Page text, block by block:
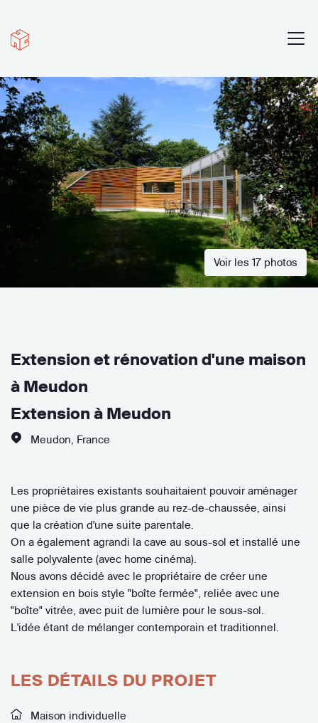
Voir les 17 photos
Extension et rénovation d'une maison
à Meudon
Extension à Meudon
Meudon France
Les propriétaires existants souhaitaient pouvoir aménager
une pièce de vie plus grande au rez-de-chaussée, ainsi
que la création d'une suite parentale.
On a également agrandi la cave au sous-sol et installé une
salle polyvalente (avec home cinéma).
Nous avons décidé avec le propriétaire de créer une
extension en bois style "boîte fermée", reliée avec une
"boîte" vitrée, avec puit de lumière pour le sous-sol.
L'idée étant de mélanger contemporain et traditionnel.
LES DÉTAILS DU PROJET
Maison individuelle